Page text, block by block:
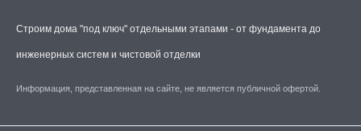
Строим дома "под ключ" отдельными этапами - от фундамента до
инженерных систем и чистовой отделки
Информация, представленная на сайте, не является публичной офертой.